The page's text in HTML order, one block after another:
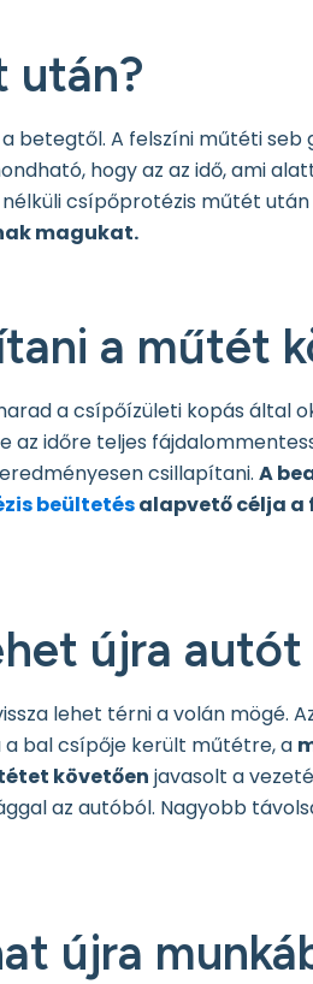
után?
A felszíni műtéti seb
hogy az az idő, ami
csípőprotézis műtét
magukat.
a műtét
a csípőízületi kopás által
az időre teljes
csillapítani. A
beültetésalapvető célja
újra autót
lehet térni a volán mögé.
bal csípője került műtétre, a
követően javasolt a
az autóból. Nagyobb
újra